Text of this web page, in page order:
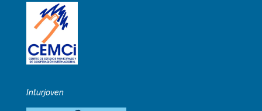
Inturjoven